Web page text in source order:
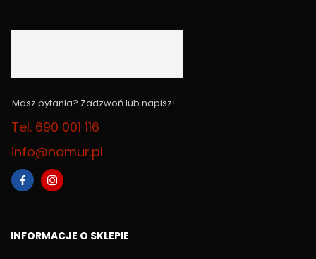
Masz pytania? Zadzwoń lub napisz!
Tel. 690 001 116
info@namur.pl
INFORMACJE O SKLEPIE